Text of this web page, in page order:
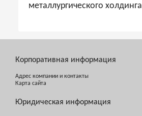
металлургического холдинга
Корпоративная информация
Адрес компании и контакты
Карта сайта
Юридическая информация